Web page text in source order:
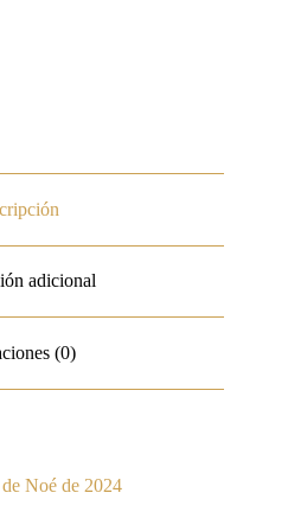
adicional
(0)
Noé de 2024